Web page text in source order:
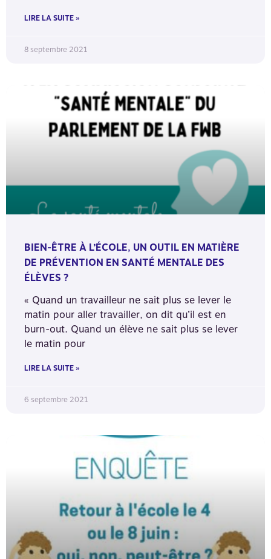
LIRE LA SUITE »
8 septembre 2021
BIEN-ÊTRE À L’ÉCOLE, UN OUTIL EN MATIÈRE
DE PRÉVENTION EN SANTÉ MENTALE DES
ÉLÈVES ?
« Quand un travailleur ne sait plus se lever le
matin pour aller travailler, on dit qu’il est en
burn-out. Quand un élève ne sait plus se lever
le matin pour
LIRE LA SUITE »
6 septembre 2021